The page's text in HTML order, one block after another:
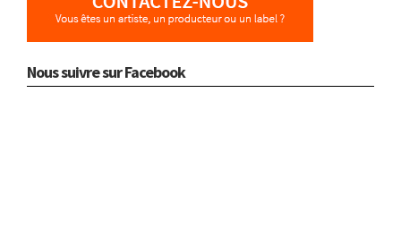
Nous suivre sur Facebook